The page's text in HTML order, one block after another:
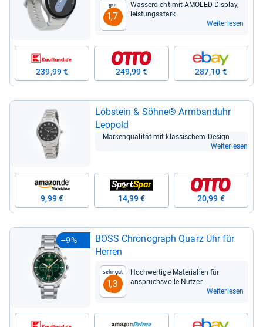
Gut
1,7
Was­ser­dicht mit AMO­LED-​Dis­play,
leis­tungs­stark
Weiterlesen
239,99 € 249,99 € 287,10 €
Lob­stein & Söhne® Arm­band­uhr
Leo­pold
Mar­ken­qua­li­tät mit klas­si­schem Design
Weiterlesen
9,99 € 14,99 € 20,99 €
–9%
BOSS Chro­no­graph Quarz Uhr für
Her­ren
Sehr gut
1,3
Hoch­wer­tige Mate­ria­lien für
anspruchs­volle Nut­zer
Weiterlesen